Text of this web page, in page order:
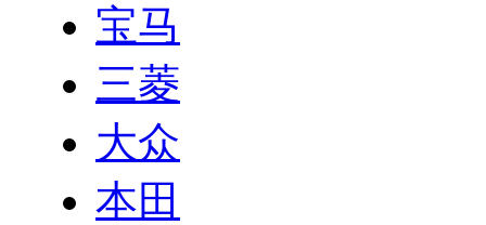
宝马
三菱
大众
本田